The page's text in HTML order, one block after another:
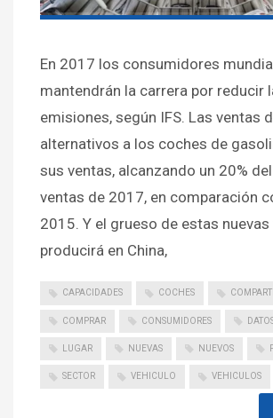
En 2017 los consumidores
mantendrán la carrera por reducir
emisiones, según IFS. Las ventas
alternativos a los coches de
sus ventas, alcanzando un 20%
ventas de 2017, en comparación
2015. Y el grueso de estas
producirá en China,
CAPACIDADES COCHES
COMPRAR CONSUMIDORES
LUGAR NUEVAS NUEVOS
SECTOR VEHICULO VEHICULOS